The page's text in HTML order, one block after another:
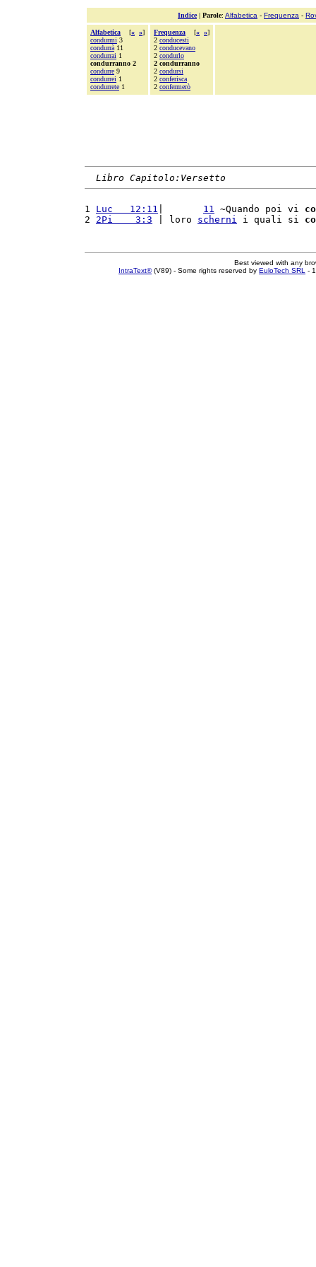
Indice| Parole: Alfabetica - Frequenza -
Alfabetica [« »]
condurmi 3
condurrà 11
condurrai 1
condurranno 2
condurre 9
condurrei 1
condurrete 1
Frequenza [« »]
2 conducesti
2 conducevano
2 condurlo
2 condurranno
2 condursi
2 conferisca
2 confermerò
Libro Capitolo:Versetto
1 Luc   12:11 11 ~Quando poi vi
2 2Pi    3:3 | loro scherni i quali si
Best viewed with any
IntraText®(V89) - Some rights reserved by EuloTech SRL -